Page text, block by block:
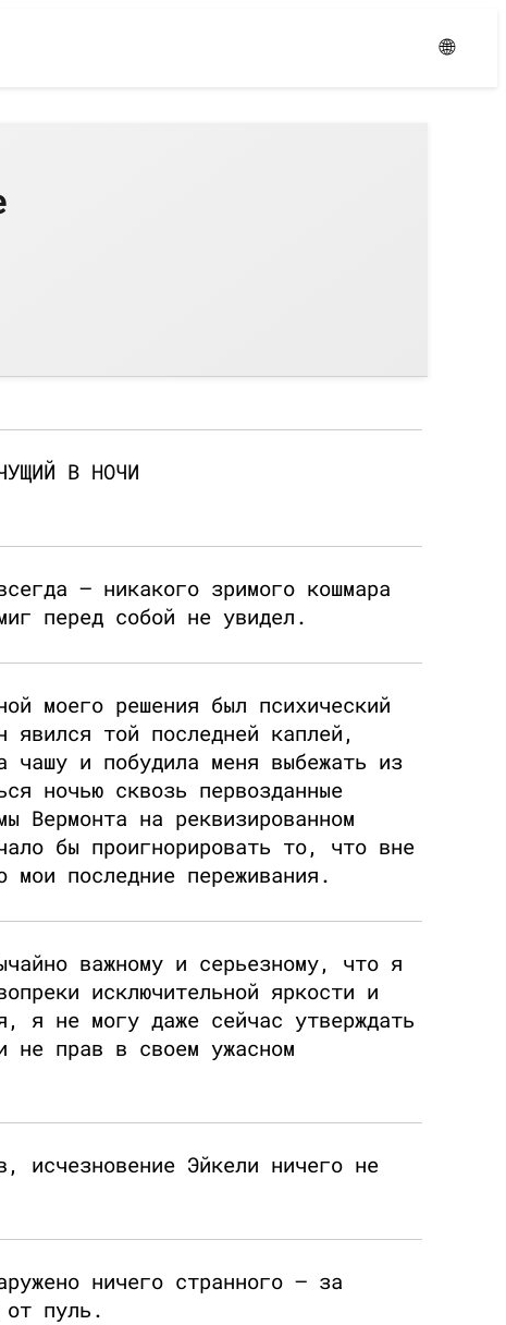
🌐
В НОЧИ
— никакого зримого кошмара
перед собой не увидел.
моего решения был психический
той последней каплей,
чашу и побудила меня выбежать из
ночью сквозь первозданные
Вермонта на реквизированном
бы проигнорировать то, что вне
мои последние переживания.
важному и серьезному, что я
исключительной яркости и
я не могу даже сейчас утверждать
прав в своем ужасном
исчезновение Эйкели ничего не
ничего странного — за
от пуль.